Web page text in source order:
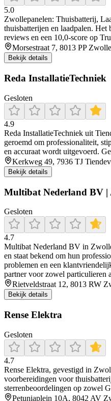
5.0
Zwollepanelen: Thuisbatterij,
thuisbatterijen en laadpalen.
reviews en een 10,0-score op
Morsestraat 7, 8013 PP
Bekijk details
Reda InstallatieTechniek
Gesloten
4.9
Reda InstallatieTechniek uit
geroemd om professionaliteit,
en accuraat wordt uitgevoerd.
Kerkweg 49, 7936 TJ
Bekijk details
Multibat Nederland BV |
Gesloten
4.7
Multibat Nederland BV in
en staat bekend om hun
problemen en een
partner voor zowel particulieren
Rietveldstraat 12, 8013 RW
Bekijk details
Rense Elektra
Gesloten
4.7
Rense Elektra, gevestigd in
voorbereidingen voor
sterrenbeoordelingen op zowel
Petuniaplein 10A, 8042 AV